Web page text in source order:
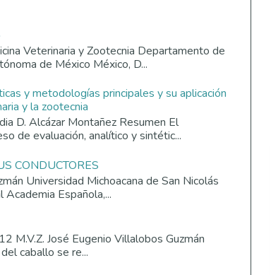
Veterinaria y Zootecnia Departamento de
de México México, D...
y metodologías principales y su aplicación
y la zootecnia
D. Alcázar Montañez Resumen El
de evaluación, analítico y sintétic...
CONDUCTORES
Universidad Michoacana de San Nicolás
Española,...
M.V.Z. José Eugenio Villalobos Guzmán
caballo se re...